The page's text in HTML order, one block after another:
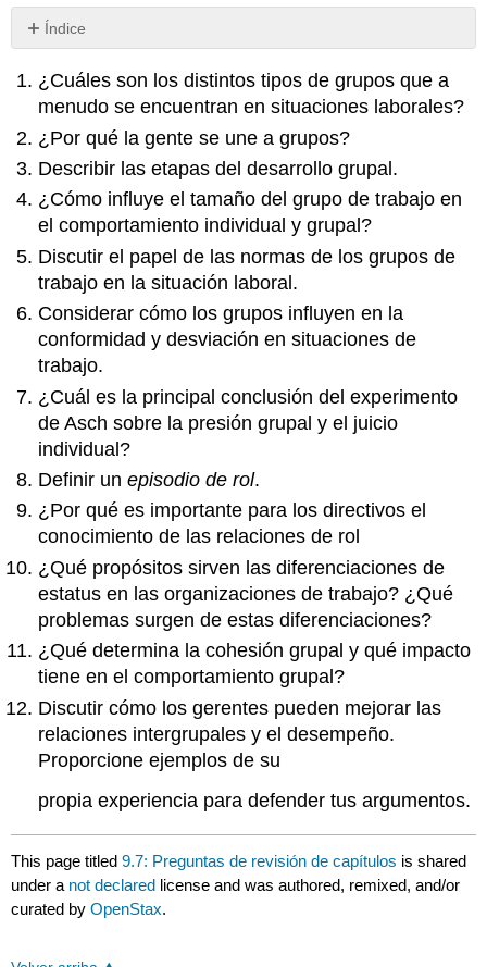
Índice
Sin
¿Cuáles son los distintos tipos de grupos que a
menudo se encuentran en situaciones laborales?
¿Por qué la gente se une a grupos?
Describir las etapas del desarrollo grupal.
¿Cómo influye el tamaño del grupo de trabajo en
el comportamiento individual y grupal?
Discutir el papel de las normas de los grupos de
trabajo en la situación laboral.
Considerar cómo los grupos influyen en la
conformidad y desviación en situaciones de
trabajo.
¿Cuál es la principal conclusión del experimento
de Asch sobre la presión grupal y el juicio
individual?
Definir unepisodio de rol.
¿Por qué es importante para los directivos el
conocimiento de las relaciones de rol
¿Qué propósitos sirven las diferenciaciones de
estatus en las organizaciones de trabajo? ¿Qué
problemas surgen de estas diferenciaciones?
¿Qué determina la cohesión grupal y qué impacto
tiene en el comportamiento grupal?
Discutir cómo los gerentes pueden mejorar las
relaciones intergrupales y el desempeño.
Proporcione ejemplos de su
propia experiencia para defender tus argumentos.
This page titled9.7: Preguntas de revisión de capítulos is shared
under a not declared license and was authored, remixed, and/or
curated byOpenStax.